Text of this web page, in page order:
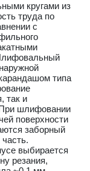
кругами из
труда по
с
типа
так и
шлифовании
поверхности
заборный
выбирается
резания,